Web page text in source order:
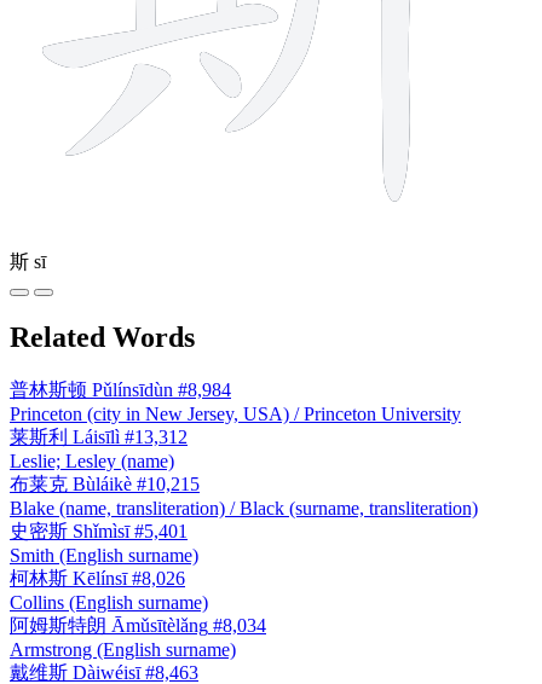
斯 sī
Related Words
普林斯顿 Pǔlínsīdùn #8,984
Princeton (city in New Jersey, USA) / Princeton University
莱斯利 Láisīlì #13,312
Leslie; Lesley (name)
布莱克 Bùláikè #10,215
Blake (name, transliteration) / Black (surname, transliteration)
史密斯 Shǐmìsī #5,401
Smith (English surname)
柯林斯 Kēlínsī #8,026
Collins (English surname)
阿姆斯特朗 Āmǔsītèlǎng #8,034
Armstrong (English surname)
戴维斯 Dàiwéisī #8,463